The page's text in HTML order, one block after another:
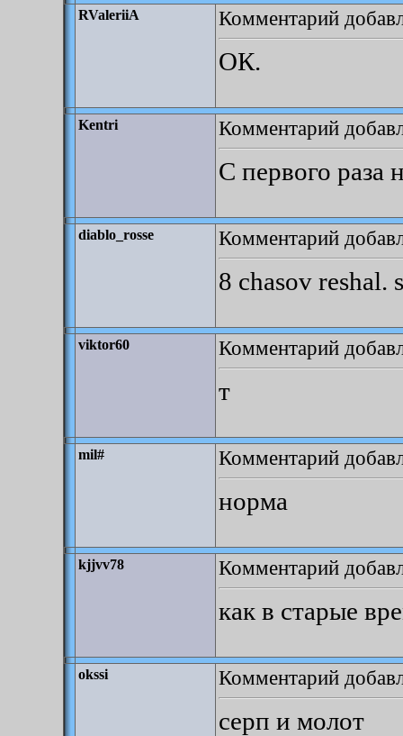
RValeriiA Комментарий
ОК.
Kentri Комментарий
С первого раза
diablo_rosse Комментарий
8 chasov reshal.
viktor60 Комментарий
т
mil# Комментарий
норма
kjjvv78 Комментарий
как в старые
okssi Комментарий
серп и молот